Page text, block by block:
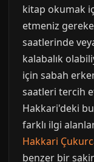
kitap okumak
etmeniz
saatlerinde
kalabalık
için sabah
saatleri tercih
Hakkari'deki
farklı ilgi
Hakkari
benzer bir